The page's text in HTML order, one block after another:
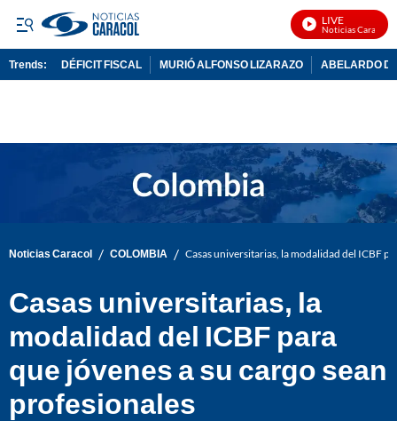
LIVE
Noticias Caracol En
Trends: DÉFICIT FISCAL MURIÓ ALFONSO LIZARAZO ABELARDO
Noticias Caracol / COLOMBIA / Casas universitarias, la modalidad del ICBF
Casas universitarias, la
modalidad del ICBF para
que jóvenes a su cargo sean
profesionales